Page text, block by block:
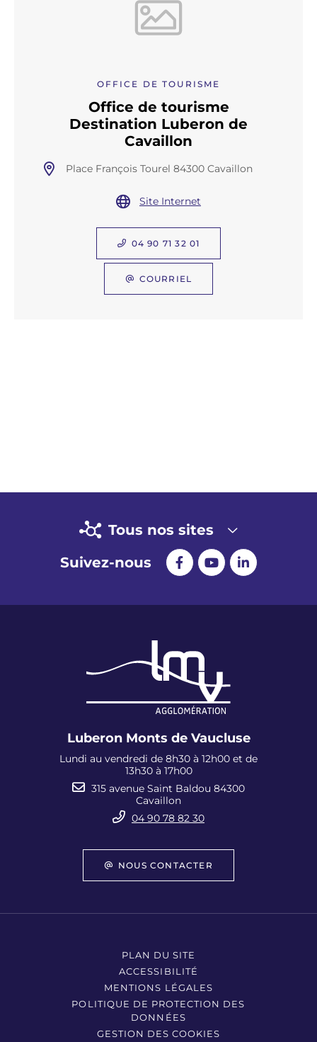
OFFICE DE TOURISME
Office de tourisme
Destination Luberon de
Cavaillon
Place François Tourel 84300 Cavaillon
Site Internet
04 90 71 32 01
COURRIEL
Tous nos sites
Suivez-nous
Luberon Monts de Vaucluse
Lundi au vendredi de 8h30 à 12h00 et de
13h30 à 17h00
315 avenue Saint Baldou 84300
Cavaillon
04 90 78 82 30
NOUS CONTACTER
PLAN DU SITE
ACCESSIBILITÉ
MENTIONS LÉGALES
POLITIQUE DE PROTECTION DES
DONNÉES
GESTION DES COOKIES